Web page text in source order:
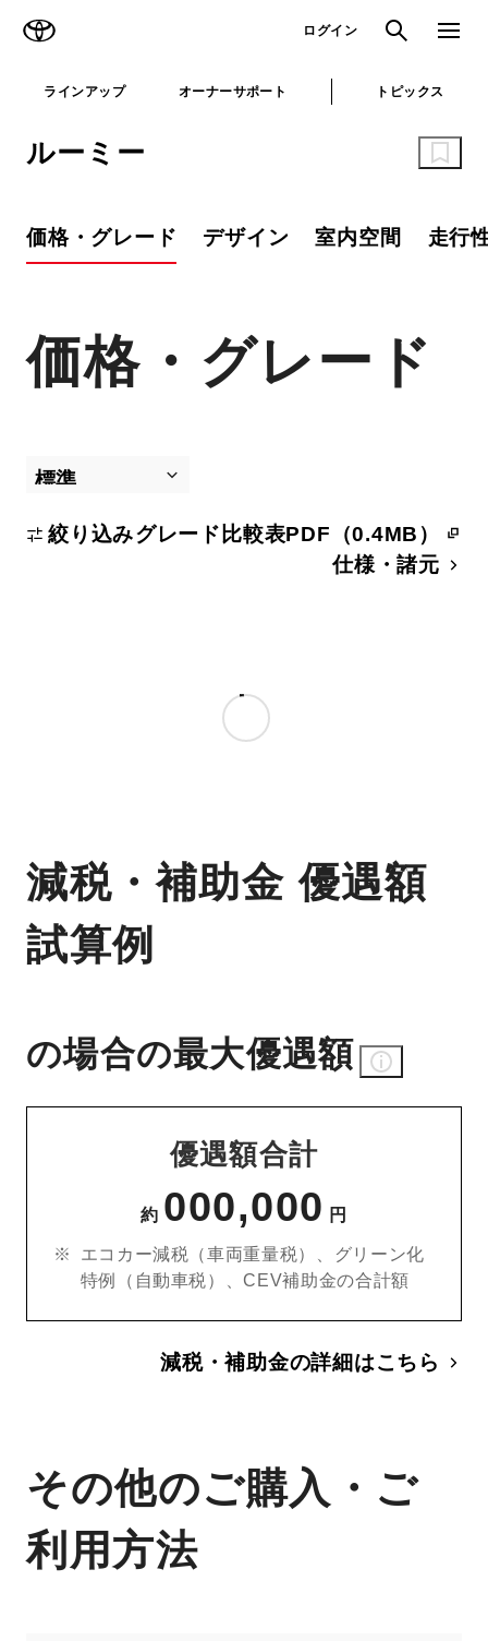
ログイン 検索 メニュ
ラインアップ オーナーサポート トピックス
ルーミー
価格・グレード デザイン 室内空間 走行
価格・グレード
絞り込みグレード比較表PDF（0.4MB）
仕様・諸元
減税・補助金 優遇額
試算例
の場合の最大優遇額
優遇額合計
約 000,000 円
エコカー減税（車両重量税）、グリーン化
特例（自動車税）、CEV補助金の合計額
減税・補助金の詳細はこちら
その他のご購入・ご
利用方法